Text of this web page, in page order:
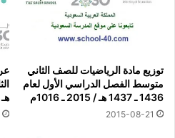
توزيع مادة الرياضيات للصف الثاني
متوسط الفصل الدراسي الأول لعام
1436 ـ 1437 هـ / 2015 ـ 1016م
2015-08-21
هـ